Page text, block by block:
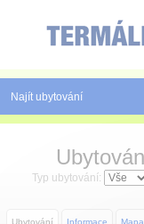
Najít ubytování
PobytyTyp ubytování:
Ubytování Informace Mapa